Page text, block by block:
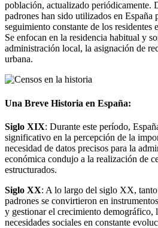
población, actualizado periódicamente.
padrones han sido utilizados en España
seguimiento constante de los residentes
Se enfocan en la residencia habitual y
administración local, la asignación de
urbana.
Una Breve Historia en España:
Siglo XIX: Durante este período,
significativo en la percepción de la
necesidad de datos precisos para la
económica condujo a la realización de
estructurados.
Siglo XX: A lo largo del siglo XX,
padrones se convirtieron en
y gestionar el crecimiento demográfico,
necesidades sociales en constante